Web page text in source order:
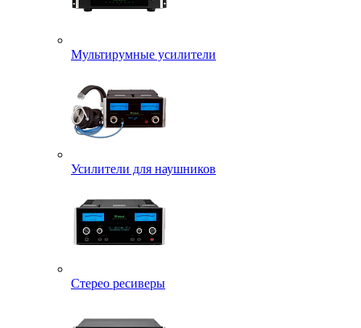
Мультирумные усилители
Усилители для наушников
Стерео ресиверы